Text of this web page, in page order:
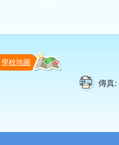
學校地圖
傳真: